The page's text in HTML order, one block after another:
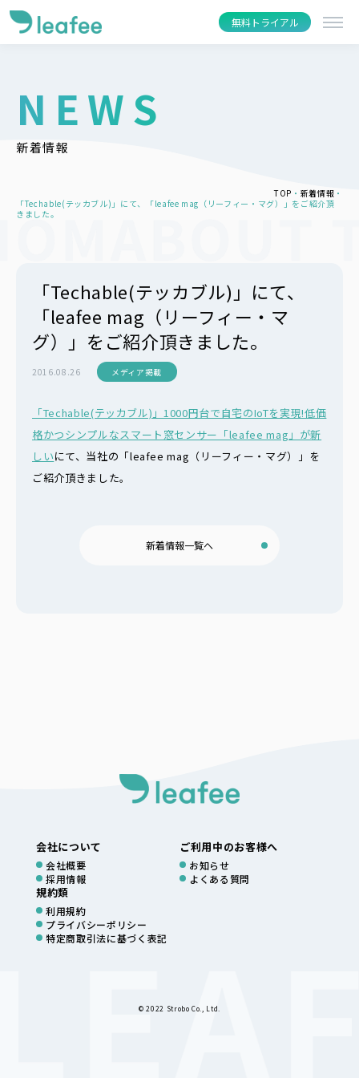
無料トライアル
NEWS
新着情報
TOP
新着情報
「Techable(テッカブル)」にて、「leafee mag（リーフィー・マグ）」をご紹介頂
きました。
「Techable(テッカブル)」にて、
「leafee mag（リーフィー・マ
グ）」をご紹介頂きました。
2016.08.26 メディア掲載
「Techable(テッカブル)」1000円台で自宅のIoTを実現!低価
格かつシンプルなスマート窓センサー「leafee mag」が新
しいにて、当社の「leafee mag（リーフィー・マグ）」を
ご紹介頂きました。
新着情報一覧へ
会社について
会社概要
採用情報
ご利用中のお客様へ
お知らせ
よくある質問
規約類
利用規約
プライバシーポリシー
特定商取引法に基づく表記
© 2022 Strobo Co., Ltd.